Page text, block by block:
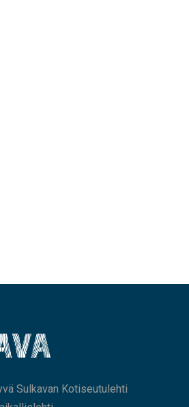
Sulkavan Kotiseutulehti